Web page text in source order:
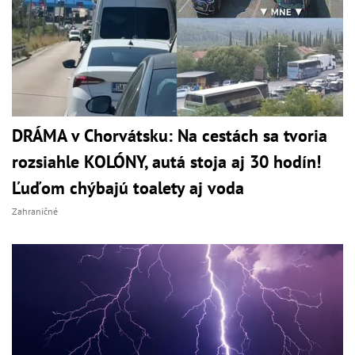
DRÁMA v Chorvátsku: Na cestách sa tvoria
rozsiahle KOLÓNY, autá stoja aj 30 hodín!
Ľuďom chýbajú toalety aj voda
Zahraničné